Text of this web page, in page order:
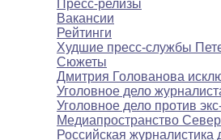
Пресс-релизы
Вакансии
Рейтинги
Худшие пресс-службы
Сюжеты
Дмитрия Голованова
Уголовное дело
Уголовное дело против
Медиапространство
Российская